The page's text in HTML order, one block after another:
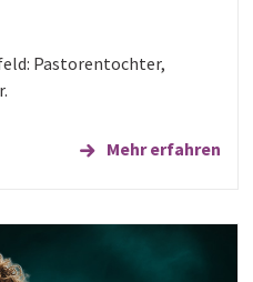
Pastorentochter,
Mehr erfahren